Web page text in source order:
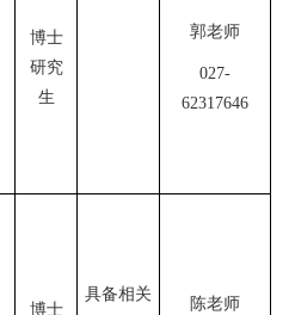
博士
研究
生
郭老师
027-
62317646
博士
具备相关
陈老师